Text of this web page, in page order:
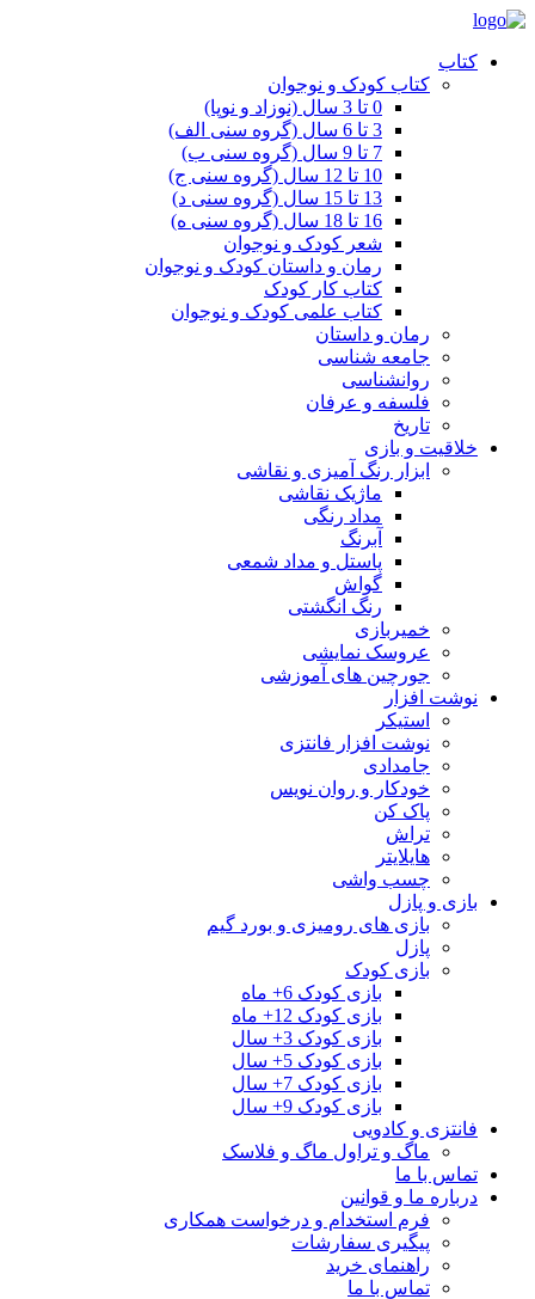
کتاب
کتاب کودک و نوجوان
0 تا 3 سال (نوزاد و نوپا)
3 تا 6 سال (گروه سنی الف)
7 تا 9 سال (گروه سنی ب)
10 تا 12 سال (گروه سنی ج)
13 تا 15 سال (گروه سنی د)
16 تا 18 سال (گروه سنی ه)
شعر کودک و نوجوان
رمان و داستان کودک و نوجوان
کتاب کار کودک
کتاب علمی کودک و نوجوان
رمان و داستان
جامعه شناسی
روانشناسی
فلسفه و عرفان
تاریخ
خلاقیت و بازی
ابزار رنگ آمیزی و نقاشی
ماژیک نقاشی
مداد رنگی
آبرنگ
پاستل و مداد شمعی
گواش
رنگ انگشتی
خمیربازی
عروسک نمایشی
جورچین های آموزشی
نوشت افزار
استیکر
نوشت افزار فانتزی
جامدادی
خودکار و روان نویس
پاک کن
تراش
هایلایتر
چسب واشی
بازی و پازل
بازی های رومیزی و بورد گیم
پازل
بازی کودک
بازی کودک 6+ ماه
بازی کودک 12+ ماه
بازی کودک 3+ سال
بازی کودک 5+ سال
بازی کودک 7+ سال
بازی کودک 9+ سال
فانتزی و کادویی
ماگ و تراول ماگ و فلاسک
تماس با ما
درباره ما و قوانین
فرم استخدام و درخواست همکاری
پیگیری سفارشات
راهنمای خرید
تماس با ما